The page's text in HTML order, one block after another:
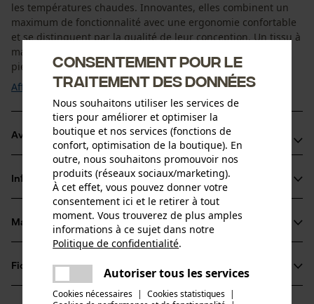
les températures chaudes. Innovantes, elles combinent un
maximum de fonctionnalité avec une ergonomie confortable
et se distinguent par la qualité de leur conception. Un tissu à
mailles perméable à l'air permet de parfaitement aérer les
pieds tout en régulant ...
Afficher plus
Avantages du produit
Chaussettes avec tissu à mailles ultra-fonctionnel pour
une bonne aération quand il fait chaud
Talon et orteils renforcés pour une longue durée de vie
La cheville ergonomique ne cisaille pas la peau
Informations sur le produit
Détails du produit
Type dactivité
Sport, Pêcher, Travailler, Randonnée, Camper,
Chasser
Matériau & entretien
Fiches techniques
Fiche de données de sécurité du produit (PDF)
Consentement pour le
traitement des données
Nous souhaitons utiliser les services de
tiers pour améliorer et optimiser la
boutique et nos services (fonctions de
confort, optimisation de la boutique). En
outre, nous souhaitons promouvoir nos
produits (réseaux sociaux/marketing).
À cet effet, vous pouvez donner votre
consentement ici et le retirer à tout
moment. Vous trouverez de plus amples
informations à ce sujet dans notre
Politique de confidentialité.
Autoriser tous les services
Cookies nécessaires | Cookies statistiques |
Une erreur s'est produite. Veuillez
essayer encore.
partager
partager